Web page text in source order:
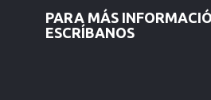
PARA MÁS
ESCRÍBANOS